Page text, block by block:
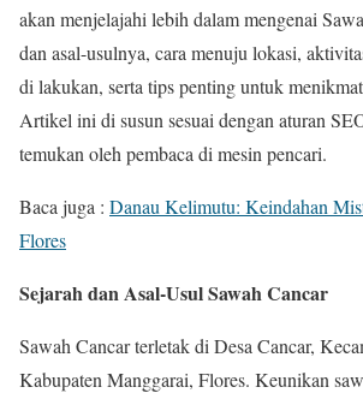
akan menjelajahi lebih dalam mengenai
dan asal-usulnya, cara menuju lokasi,
di lakukan, serta tips penting untuk
Artikel ini di susun sesuai dengan aturan
temukan oleh pembaca di mesin pencari.
Baca juga : Danau Kelimutu: Keindahan
Flores
Sejarah dan Asal-Usul Sawah Cancar
Sawah Cancar terletak di Desa Cancar,
Kabupaten Manggarai, Flores. Keunikan